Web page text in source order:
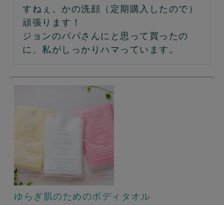
すねぇ。かの洗顔（定期購入したので）
頑張ります！
ジョンのパパさんにと思って買ったの
に、私がしっかりハマっています。
ゆらぎ肌のためのボディタオル